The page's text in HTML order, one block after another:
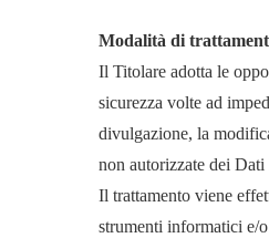
Modalità di
Il Titolare adotta le
sicurezza volte ad
divulgazione, la
non autorizzate dei Dati
Il trattamento viene
strumenti informatici e/